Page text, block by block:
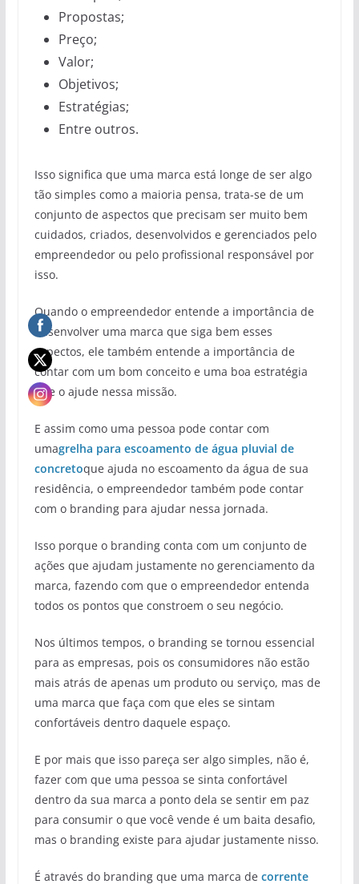
Propostas;
Preço;
Valor;
Objetivos;
Estratégias;
Entre outros.
Isso significa que uma marca está longe de ser algo
tão simples como a maioria pensa, trata-se de um
conjunto de aspectos que precisam ser muito bem
cuidados, criados, desenvolvidos e gerenciados pelo
empreendedor ou pelo profissional responsável por
isso.
Quando o empreendedor entende a importância de
desenvolver uma marca que siga bem esses
aspectos, ele também entende a importância de
contar com um bom conceito e uma boa estratégia
que o ajude nessa missão.
E assim como uma pessoa pode contar com
umagrelha para escoamento de água pluvial de
concretoque ajuda no escoamento da água de sua
residência, o empreendedor também pode contar
com o branding para ajudar nessa jornada.
Isso porque o branding conta com um conjunto de
ações que ajudam justamente no gerenciamento da
marca, fazendo com que o empreendedor entenda
todos os pontos que constroem o seu negócio.
Nos últimos tempos, o branding se tornou essencial
para as empresas, pois os consumidores não estão
mais atrás de apenas um produto ou serviço, mas de
uma marca que faça com que eles se sintam
confortáveis dentro daquele espaço.
E por mais que isso pareça ser algo simples, não é,
fazer com que uma pessoa se sinta confortável
dentro da sua marca a ponto dela se sentir em paz
para consumir o que você vende é um baita desafio,
mas o branding existe para ajudar justamente nisso.
É através do branding que uma marca de corrente